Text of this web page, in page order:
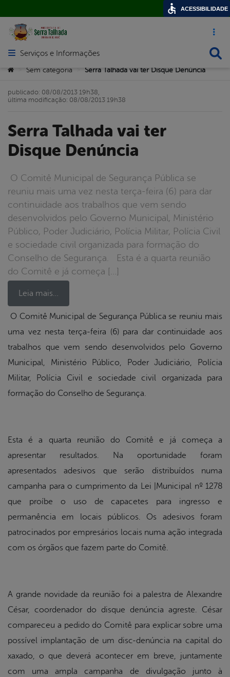
Acesso
Abrir menu principal de navegação
Serviços e Informações
Você está aqui:
Sem categoria Serra Talhada vai ter Disque Denúncia
Serra Talhada vai ter
Disque Denúncia
O Comitê Municipal de Segurança Pública se
reuniu mais uma vez nesta terça-feira (6) para dar
continuidade aos trabalhos que vem sendo
desenvolvidos pelo Governo Municipal, Ministério
Público, Poder Judiciário, Polícia Militar, Polícia Civil
e sociedade civil organizada para formação do
Conselho de Segurança. Esta é a quarta reunião
do Comitê e já começa […]
Leia mais…
publicado: 08/08/2013 19h38,
última modificação: 08/08/2013 19h38
O Comitê Municipal de Segurança Pública se reuniu mais
uma vez nesta terça-feira (6) para dar continuidade aos
trabalhos que vem sendo desenvolvidos pelo Governo
Municipal, Ministério Público, Poder Judiciário, Polícia
Militar, Polícia Civil e sociedade civil organizada para
formação do Conselho de Segurança.
Esta é a quarta reunião do Comitê e já começa a
apresentar resultados. Na oportunidade foram
apresentados adesivos que serão distribuídos numa
campanha para o cumprimento da Lei |Municipal nº 1278
que proíbe o uso de capacetes para ingresso e
permanência em locais públicos. Os adesivos foram
patrocinados por empresários locais numa ação integrada
com os órgãos que fazem parte do Comitê.
A grande novidade da reunião foi a palestra de Alexandre
César, coordenador do disque denúncia agreste. César
compareceu a pedido do Comitê para explicar sobre uma
possível implantação de um disc-denúncia na capital do
xaxado, o que deverá acontecer em breve, juntamente
com uma ampla campanha de divulgação junto à
ACESSIBILIDADE